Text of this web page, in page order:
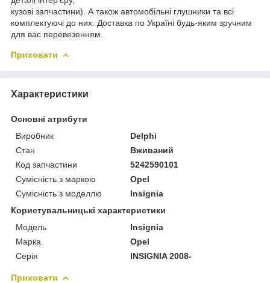
кузові запчастини). А також автомобільні глушники та всі
комплектуючі до них. Доставка по Україні будь-яким зручним
для вас перевезенням.
Приховати
Характеристики
Основні атрибути
Виробник
Delphi
Стан
Вживаний
Код запчастини
5242590101
Сумісність з маркою
Opel
Сумісність з моделлю
Insignia
Користувальницькі характеристики
Модель
Insignia
Марка
Opel
Серія
INSIGNIA 2008-
Приховати